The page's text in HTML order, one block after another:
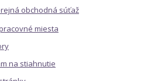
obchodná súťaž
miesta
na stiahnutie